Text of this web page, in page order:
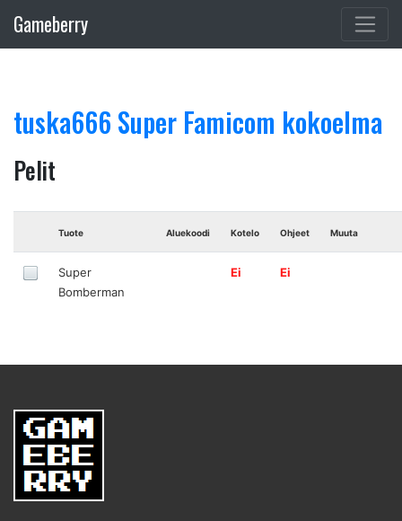
Gameberry
tuska666 Super Famicom kokoelma
Pelit
Tuote Aluekoodi Kotelo Ohjeet Muuta
Super
Bomberman
Ei Ei